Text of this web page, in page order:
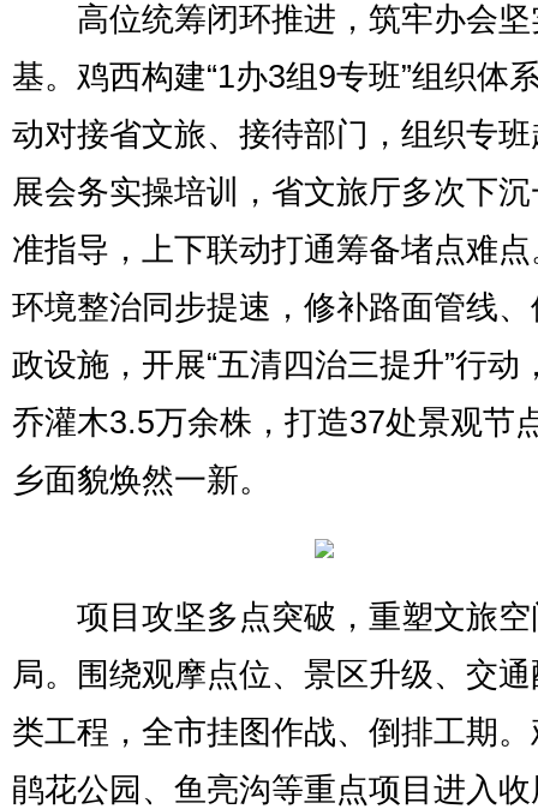
高位统筹闭环推进，筑牢办会坚
基。鸡西构建“1办3组9专班”组织体
动对接省文旅、接待部门，组织专
展会务实操培训，省文旅厅多次下
准指导，上下联动打通筹备堵点难
环境整治同步提速，修补路面管线
政设施，开展“五清四治三提升”行动
乔灌木3.5万余株，打造37处景观节
乡面貌焕然一新。
项目攻坚多点突破，重塑文旅空
局。围绕观摩点位、景区升级、交
类工程，全市挂图作战、倒排工期
鹃花公园、鱼亮沟等重点项目进入